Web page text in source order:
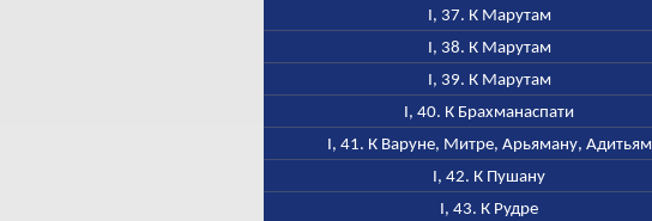
I, 37. К Марутам
I, 38. К Марутам
I, 39. К Марутам
I, 40. К Брахманаспати
I, 41. К Варуне, Митре, Арьяману, Адитьям
I, 42. К Пушану
I, 43. К Рудре